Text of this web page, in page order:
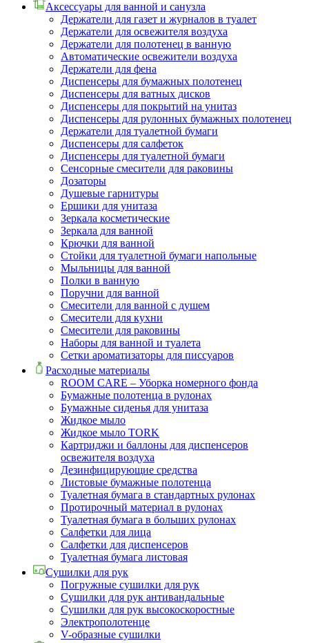
Аксессуары для ванной и санузла
Держатели для газет и журналов в туалет
Держатели для освежителя воздуха
Держатели для полотенец в ванную
Автоматические освежители воздуха
Держатели для фена
Диспенсеры для бумажных полотенец
Диспенсеры для ватных дисков
Диспенсеры для покрытий на унитаз
Диспенсеры для рулонных бумажных полотенец
Держатели для туалетной бумаги
Диспенсеры для салфеток
Диспенсеры для туалетной бумаги
Сенсорные смесители для раковины
Дозаторы
Душевые гарнитуры
Ершики для унитаза
Зеркала косметические
Зеркала для ванной
Крючки для ванной
Стойки для туалетной бумаги напольные
Мыльницы для ванной
Полки в ванную
Поручни для ванной
Смесители для ванной с душем
Смесители для кухни
Смесители для раковины
Наборы для ванной и туалета
Сетки ароматизаторы для писсуаров
Расходные материалы
ROOM CARE – Уборка номерного фонда
Бумажные полотенца в рулонах
Бумажные сиденья для унитаза
Жидкое мыло
Жидкое мыло TORK
Картриджи и баллоны для диспенсеров
освежителя воздуха
Дезинфицирующие средства
Листовые бумажные полотенца
Туалетная бумага в стандартных рулонах
Протирочный материал в рулонах
Туалетная бумага в больших рулонах
Салфетки для лица
Салфетки для диспенсеров
Туалетная бумага листовая
Сушилки для рук
Погружные сушилки для рук
Сушилки для рук антивандальные
Сушилки для рук высокоскоростные
Электрополотенце
V-образные сушилки